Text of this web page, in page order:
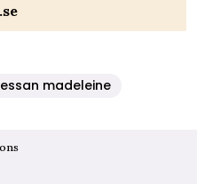
madeleine